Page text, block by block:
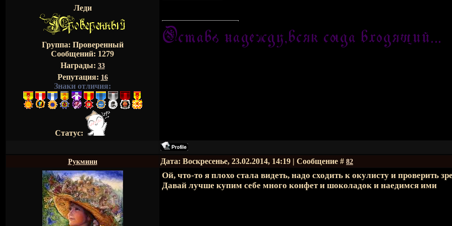
Леди
Группа: Проверенный
Сообщений: 1279
Награды: 33
Репутация: 16
Знаки отличия:
Статус:
Рукмини Дата: Воскресенье, 23.02.2014, 14:19 | Сообщение # 82
Ой, что-то я плохо стала видеть, надо сходить к окулисту и проверить
Давай лучше купим себе много конфет и шоколадок и наедимся ими